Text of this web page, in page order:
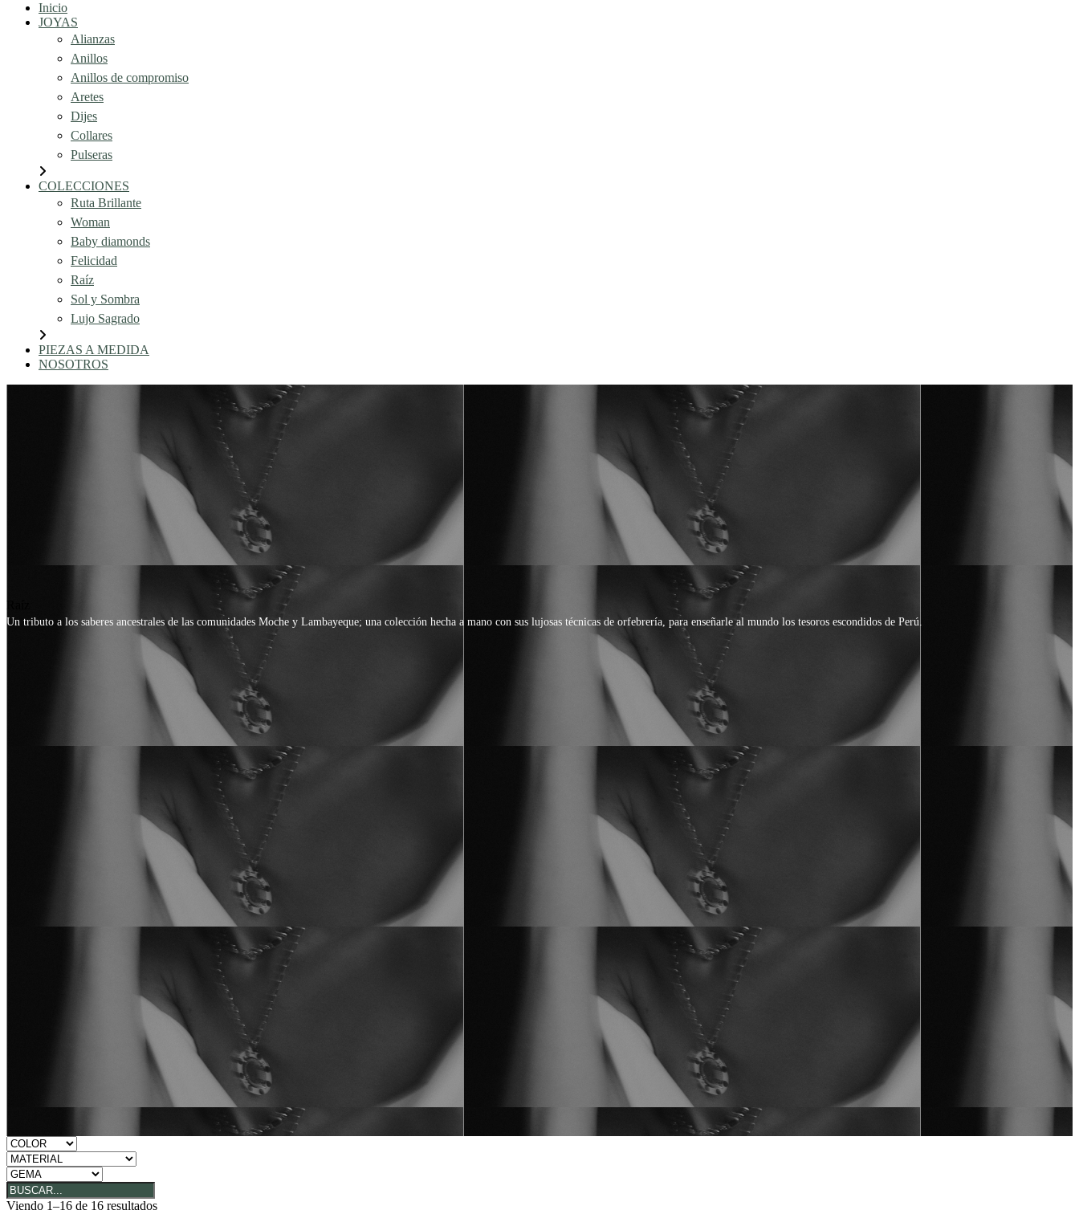
Inicio
JOYAS
Alianzas
Anillos
Anillos de compromiso
Aretes
Dijes
Collares
Pulseras
COLECCIONES
Ruta Brillante
Woman
Baby diamonds
Felicidad
Raíz
Sol y Sombra
Lujo Sagrado
PIEZAS A MEDIDA
NOSOTROS
Raíz
Un tributo a los saberes ancestrales de las comunidades Moche y Lambayeque; una colección hecha a mano con sus lujosas técnicas de orfebrería, para enseñarle al mundo los tesoros escondidos de Perú.
Viendo 1–16 de 16 resultados